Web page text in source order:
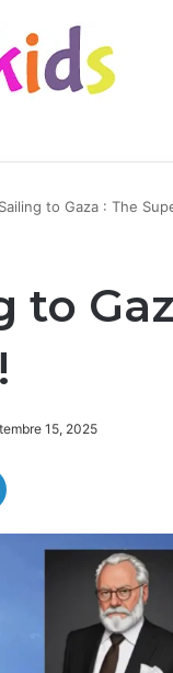
Sailing to Gaza : The
to
15, 2025